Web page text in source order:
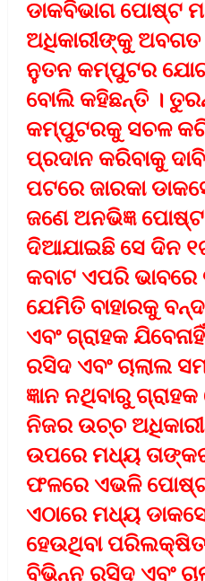
ଡାକବିଭାଗ ପୋଷ୍ଟ
ଅଧିକାରୀଙ୍କୁ ଅବଗତ
ନୁତନ କମ୍ପୁଟର
ବୋଲି କହିଛନ୍ତି ।
କମ୍ପୁଟରକୁ ସଚଳ
ପ୍ରଦାନ କରିବାକୁ
ପଟରେ ଜାରକା
ଜଣେ ଅନଭିଜ୍ଞ
ଦିଆଯାଇଛି ସେ ଦିନ
କବାଟ ଏପରି
ଯେମିତି ବାହାରକୁ
ଏବଂ ଗ୍ରାହକ
ରସିଦ ଏବଂ ଚାଲାଲ
ଜ୍ଞାନ ନଥିବାରୁ
ନିଜର ଉଚ୍ଚ
ଉପରେ ମଧ୍ୟ
ଫଳରେ ଏଭଳି ପୋଷ୍ଟ
ଏଠାରେ ମଧ୍ୟ
ହେଉଥିବା
ବିଭିନ୍ନ ରସିଦ ଏବଂ